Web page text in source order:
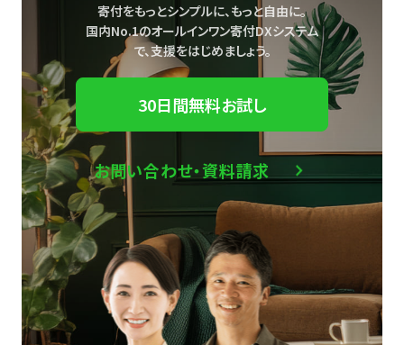
寄付をもっとシンプルに、もっと自由に。
国内No.1のオールインワン寄付DXシステム
で、支援をはじめましょう。
30日間無料お試し
お問い合わせ・資料請求